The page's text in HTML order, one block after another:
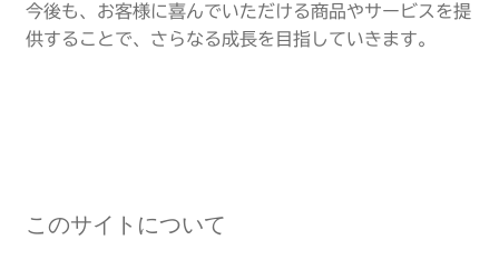
今後も、お客様に喜んでいただける商品やサービスを提
供することで、さらなる成長を目指していきます。
このサイトについて